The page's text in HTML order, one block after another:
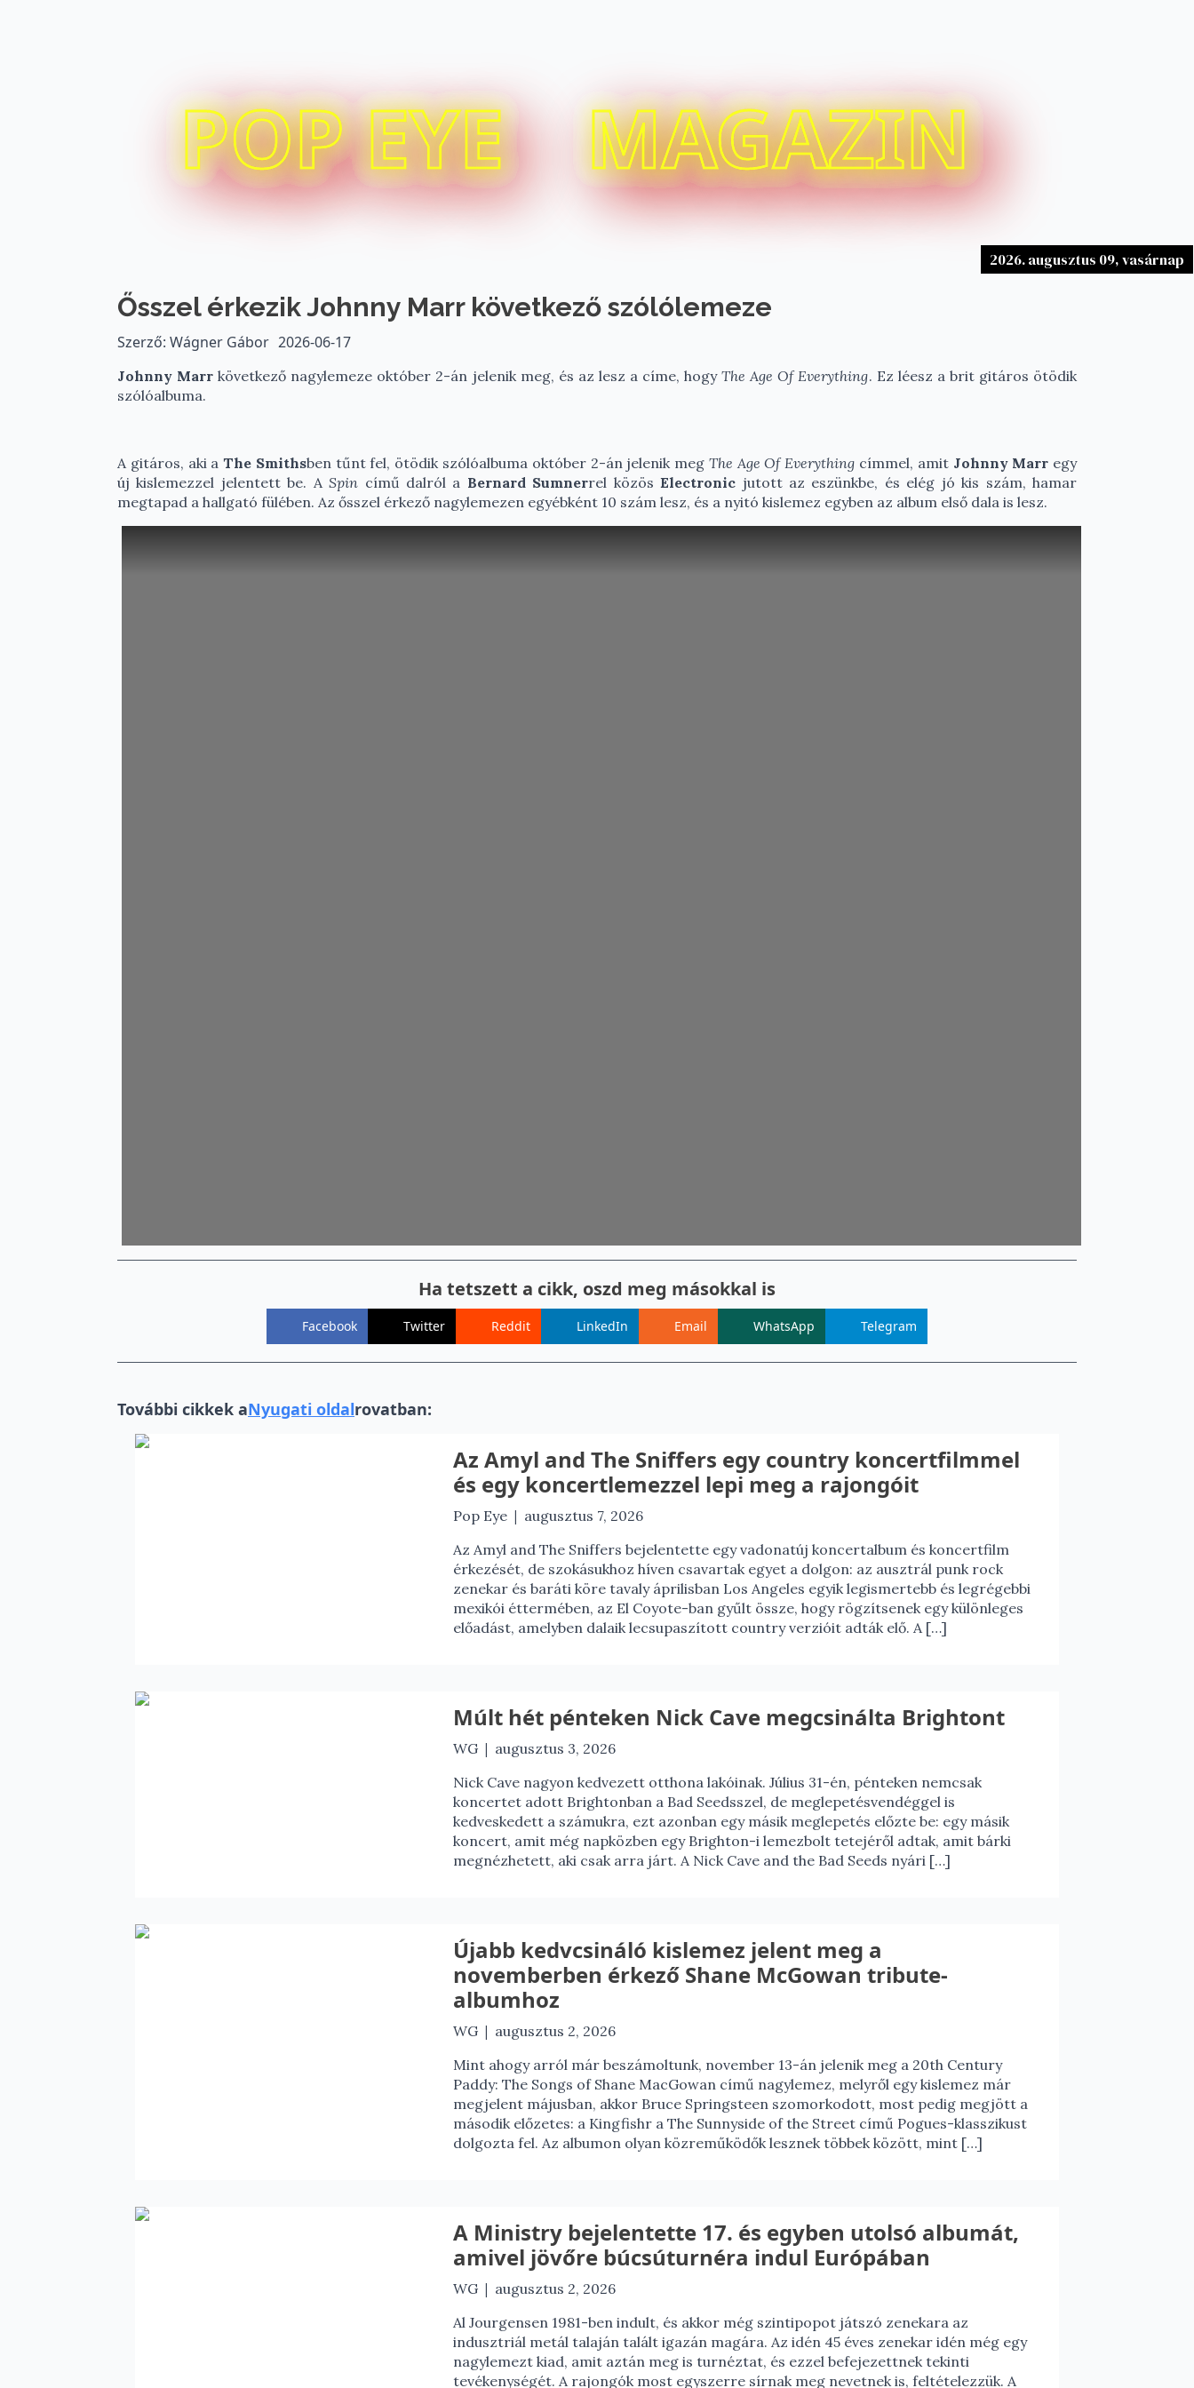
POP EYE MAGAZIN
2026. augusztus 09, vasárnap
Ősszel érkezik Johnny Marr következő szólólemeze
Szerző: Wágner Gábor 2026-06-17
Johnny Marrkövetkező nagylemeze október 2-án jelenik meg, és az lesz a címe, hogyThe Age Of Everything. Ez léesz a brit gitáros ötödik
szólóalbuma.
A gitáros, aki a The Smithsben tűnt fel, ötödik szólóalbuma október 2-án jelenik meg The Age Of Everything címmel, amit Johnny Marr egy
új kislemezzel jelentett be. ASpin című dalról a Bernard Sumnerrel közösElectronic jutott az eszünkbe, és elég jó kis szám, hamar
megtapad a hallgató fülében. Az ősszel érkező nagylemezen egyébként 10 szám lesz, és a nyitó kislemez egyben az album első dala is lesz.
Ha tetszett a cikk, oszd meg másokkal is
Facebook Twitter Reddit LinkedIn Email WhatsApp Telegram
További cikkek aNyugati oldalrovatban:
Az Amyl and The Sniffers egy country koncertfilmmel
és egy koncertlemezzel lepi meg a rajongóit
Pop Eye | augusztus 7, 2026
Az Amyl and The Sniffers bejelentette egy vadonatúj koncertalbum és koncertfilm
érkezését, de szokásukhoz híven csavartak egyet a dolgon: az ausztrál punk rock
zenekar és baráti köre tavaly áprilisban Los Angeles egyik legismertebb és legrégebbi
mexikói éttermében, az El Coyote-ban gyűlt össze, hogy rögzítsenek egy különleges
előadást, amelyben dalaik lecsupaszított country verzióit adták elő. A […]
Múlt hét pénteken Nick Cave megcsinálta Brightont
WG | augusztus 3, 2026
Nick Cave nagyon kedvezett otthona lakóinak. Július 31-én, pénteken nemcsak
koncertet adott Brightonban a Bad Seedsszel, de meglepetésvendéggel is
kedveskedett a számukra, ezt azonban egy másik meglepetés előzte be: egy másik
koncert, amit még napközben egy Brighton-i lemezbolt tetejéről adtak, amit bárki
megnézhetett, aki csak arra járt. A Nick Cave and the Bad Seeds nyári […]
Újabb kedvcsináló kislemez jelent meg a
novemberben érkező Shane McGowan tribute-
albumhoz
WG | augusztus 2, 2026
Mint ahogy arról már beszámoltunk, november 13-án jelenik meg a 20th Century
Paddy: The Songs of Shane MacGowan című nagylemez, melyről egy kislemez már
megjelent májusban, akkor Bruce Springsteen szomorkodott, most pedig megjött a
második előzetes: a Kingfishr a The Sunnyside of the Street című Pogues-klasszikust
dolgozta fel. Az albumon olyan közreműködők lesznek többek között, mint […]
A Ministry bejelentette 17. és egyben utolsó albumát,
amivel jövőre búcsúturnéra indul Európában
WG | augusztus 2, 2026
Al Jourgensen 1981-ben indult, és akkor még szintipopot játszó zenekara az
indusztriál metál talaján talált igazán magára. Az idén 45 éves zenekar idén még egy
nagylemezt kiad, amit aztán meg is turnéztat, és ezzel befejezettnek tekinti
tevékenységét. A rajongók most egyszerre sírnak meg nevetnek is, feltételezzük. A